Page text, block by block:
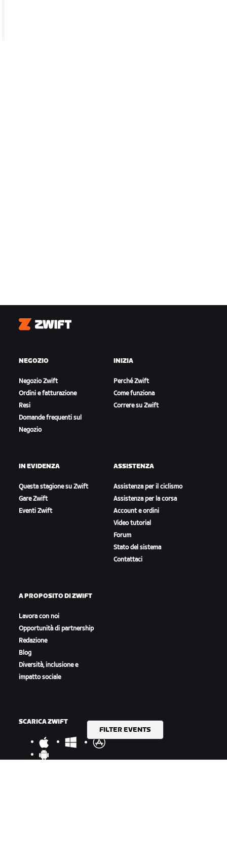
FILTER EVENTS
Zwift
NEGOZIO
Negozio Zwift
Ordini e fatturazione
Resi
Domande frequenti sul
Negozio
INIZIA
Perché Zwift
Come funziona
Correre su Zwift
IN EVIDENZA
Questa stagione su Zwift
Gare Zwift
Eventi Zwift
ASSISTENZA
Assistenza per il ciclismo
Assistenza per la corsa
Account e ordini
Video tutorial
Forum
Stato del sistema
Contattaci
A PROPOSITO DI ZWIFT
Lavora con noi
Opportunità di partnership
Redazione
Blog
Diversità, inclusione e
impatto sociale
SCARICA ZWIFT